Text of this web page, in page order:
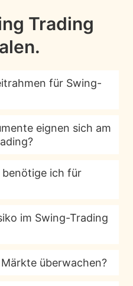
Trading
für Swing-
besten geeignet ist,
und deinem Zeitplan
eignen sich am
Aktien, Forex,
die ausreichende
ich für
Markt und Broker.
mit wenigen
Polster zu
im Swing-Trading
Loss-Orders, das
überwachen?